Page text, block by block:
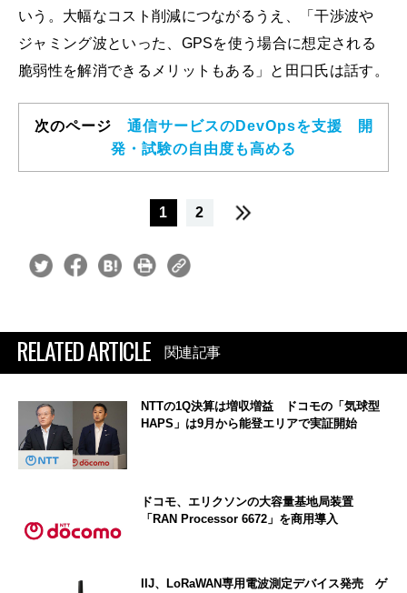
いう。大幅なコスト削減につながるうえ、「干渉波や
ジャミング波といった、GPSを使う場合に想定される
脆弱性を解消できるメリットもある」と田口氏は話す。
次のページ 通信サービスのDevOpsを支援 開
発・試験の自由度も高める
1 2
RELATED ARTICLE 関連記事
NTTの1Q決算は増収増益 ドコモの「気球型
HAPS」は9月から能登エリアで実証開始
ドコモ、エリクソンの大容量基地局装置
「RAN Processor 6672」を商用導入
IIJ、LoRaWAN専用電波測定デバイス発売 ゲ